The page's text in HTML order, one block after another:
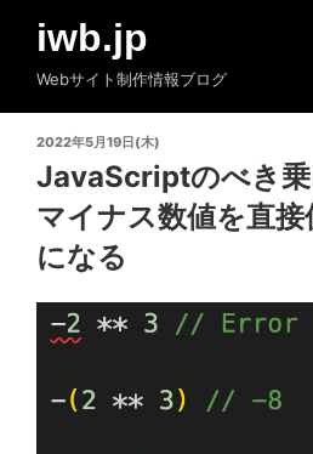
iwb.jp
Webサイト制作情報ブログ
投
稿
日:
2022年5月19日(木)
JavaScriptのべき
マイナス数値を直
になる